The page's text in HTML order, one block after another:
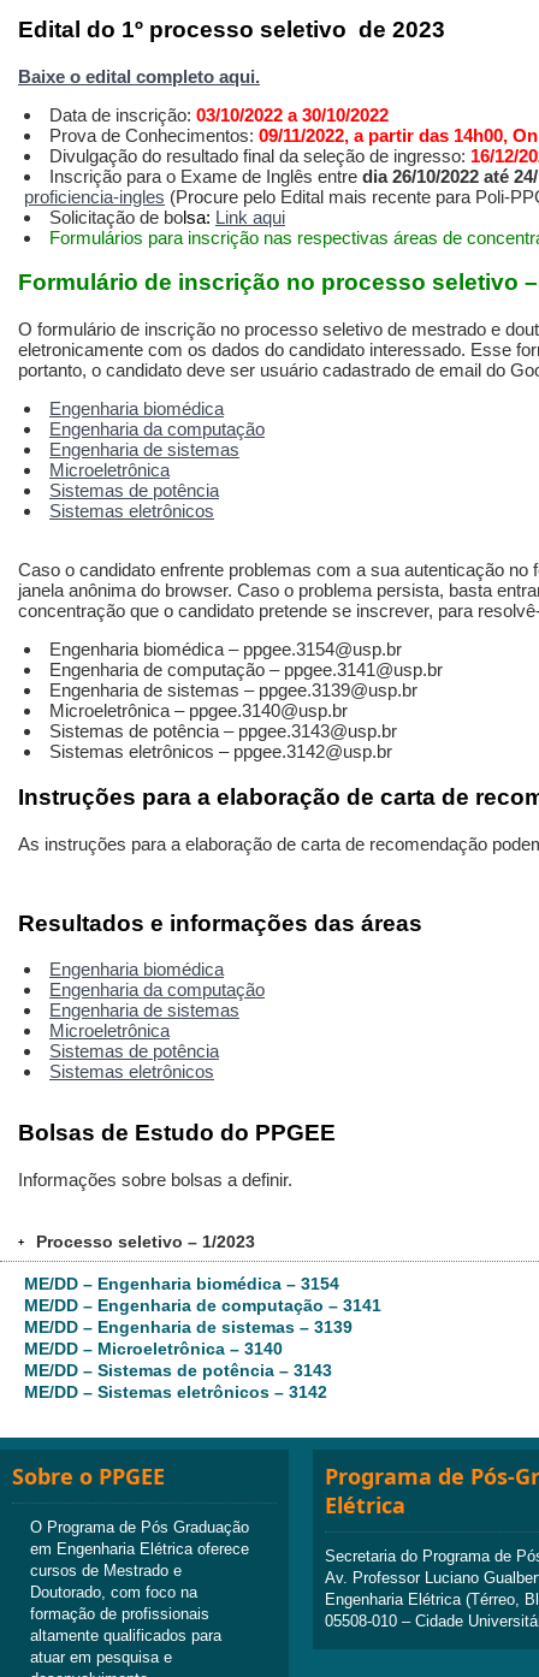
Edital do 1º processo seletivo de 2023
Baixe o edital completo aqui.
Data de inscrição: 03/10/2022 a 30/10/2022
Prova de Conhecimentos: 09/11/2022, a partir das 14h00,
Divulgação do resultado final da seleção de ingresso: 16/12/
Inscrição para o Exame de Inglês entre dia 26/10/2022 até
proficiencia-ingles (Procure pelo Edital mais recente para Poli-
Solicitação de bolsa: Link aqui
Formulários para inscrição nas respectivas áreas de
Formulário de inscrição no processo seletivo –
O formulário de inscrição no processo seletivo de mestrado e
eletronicamente com os dados do candidato interessado. Esse
portanto, o candidato deve ser usuário cadastrado de email do
Engenharia biomédica
Engenharia da computação
Engenharia de sistemas
Microeletrônica
Sistemas de potência
Sistemas eletrônicos
Caso o candidato enfrente problemas com a sua autenticação
janela anônima do browser. Caso o problema persista, basta
concentração que o candidato pretende se inscrever, para
Engenharia biomédica – ppgee.3154@usp.br
Engenharia de computação – ppgee.3141@usp.br
Engenharia de sistemas – ppgee.3139@usp.br
Microeletrônica – ppgee.3140@usp.br
Sistemas de potência – ppgee.3143@usp.br
Sistemas eletrônicos – ppgee.3142@usp.br
Instruções para a elaboração de carta de
As instruções para a elaboração de carta de recomendação
Resultados e informações das áreas
Engenharia biomédica
Engenharia da computação
Engenharia de sistemas
Microeletrônica
Sistemas de potência
Sistemas eletrônicos
Bolsas de Estudo do PPGEE
Informações sobre bolsas a definir.
+ Processo seletivo – 1/2023
ME/DD – Engenharia biomédica – 3154
ME/DD – Engenharia de computação – 3141
ME/DD – Engenharia de sistemas – 3139
ME/DD – Microeletrônica – 3140
ME/DD – Sistemas de potência – 3143
ME/DD – Sistemas eletrônicos – 3142
Sobre o PPGEE
O Programa de Pós Graduação
em Engenharia Elétrica oferece
cursos de Mestrado e
Doutorado, com foco na
formação de profissionais
altamente qualificados para
atuar em pesquisa e
Programa de Pós-
Elétrica
Secretaria do Programa de
Av. Professor Luciano
Engenharia Elétrica (Térreo,
05508-010 – Cidade